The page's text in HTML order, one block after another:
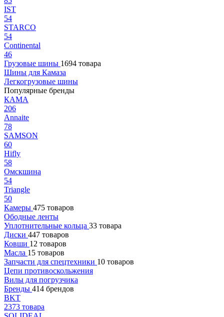
IST
54
STARCO
54
Continental
46
Грузовые шины 1694 товара
Шины для Камаза
Легкогрузовые шины
Популярные бренды
КАМА
206
Annaite
78
SAMSON
60
Hifly
58
Омскшина
54
Triangle
50
Камеры 475 товаров
Ободные ленты
Уплотнительные кольца 33 товара
Диски 447 товаров
Ковши 12 товаров
Масла 15 товаров
Запчасти для спецтехники 10 товаров
Цепи противоскольжения
Вилы для погрузчика
Бренды 414 брендов
BKT
2373 товара